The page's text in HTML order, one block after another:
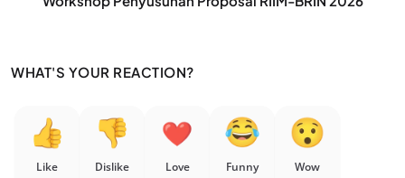
WHAT'S YOUR REACTION?
Like Dislike Love Funny Wow